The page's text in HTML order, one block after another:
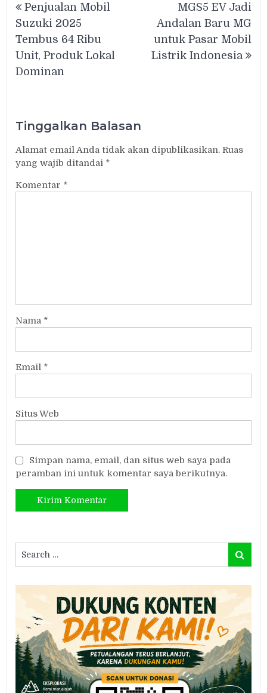
pos
Penjualan Mobil
Suzuki 2025
Tembus 64 Ribu
Unit, Produk Lokal
Dominan
MGS5 EV Jadi
Andalan Baru MG
untuk Pasar Mobil
Listrik Indonesia
Tinggalkan Balasan
Alamat email Anda tidak akan dipublikasikan. Ruas
yang wajib ditandai *
Komentar *
Nama *
Email *
Situs Web
Simpan nama, email, dan situs web saya pada
peramban ini untuk komentar saya berikutnya.
for:
Search